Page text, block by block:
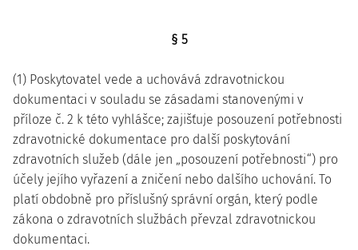
§ 5
(1) Poskytovatel vede a uchovává zdravotnickou
dokumentaci v souladu se zásadami stanovenými v
příloze č. 2 k této vyhlášce; zajišťuje posouzení potřebnosti
zdravotnické dokumentace pro další poskytování
zdravotních služeb (dále jen „posouzení potřebnosti“) pro
účely jejího vyřazení a zničení nebo dalšího uchování. To
platí obdobně pro příslušný správní orgán, který podle
zákona o zdravotních službách převzal zdravotnickou
dokumentaci.